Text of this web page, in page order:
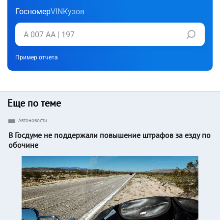
ГосномерVIN Кузов
Пример отчета
Еще по теме
Автоновости
В Госдуме не поддержали повышение штрафов за езду по
обочине